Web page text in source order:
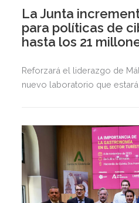
La Junta
para políticas de
hasta los 21
Reforzará el liderazgo de
nuevo laboratorio que